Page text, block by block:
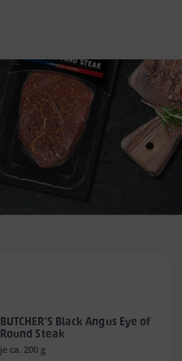
BUTCHER'S Black Angus Eye of
Round Steak
je ca. 200 g